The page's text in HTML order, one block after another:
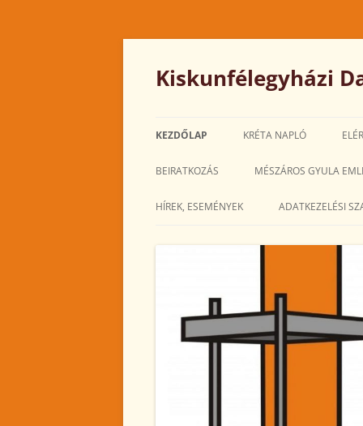
Kilépés
tartalomba
Kiskunfélegyházi
KEZDŐLAP KRÉTA NAPLÓ
BEIRATKOZÁS MÉSZÁROS GYULA
HÍREK, ESEMÉNYEK
2024. DECEMBER
ADATKEZELÉSI